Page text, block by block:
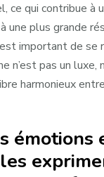
ce qui contribue à
une plus grande
important de se
n’est pas un luxe,
harmonieux
émotions